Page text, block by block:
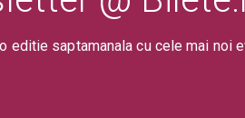
editie saptamanala cu cele mai noi